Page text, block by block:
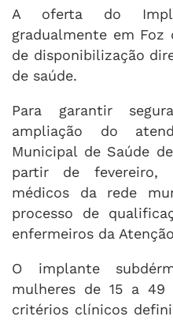
A oferta do
gradualmente em Foz
de disponibilização
de saúde.
Para garantir
ampliação do
Municipal de Saúde
partir de fevereiro,
médicos da rede
processo de
enfermeiros da
O implante
mulheres de 15 a 49
critérios clínicos